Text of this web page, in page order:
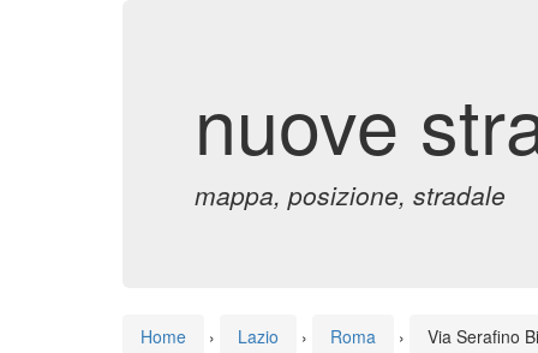
nuove
mappa, posizione, stradale
Home › Lazio › Roma › Via Serafino